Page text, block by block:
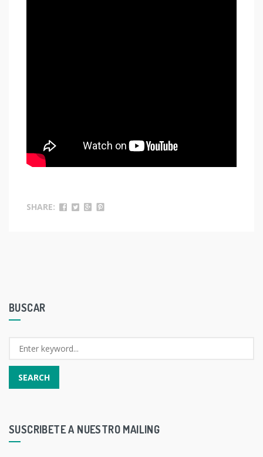
SHARE:
BUSCAR
SUSCRIBETE A NUESTRO MAILING